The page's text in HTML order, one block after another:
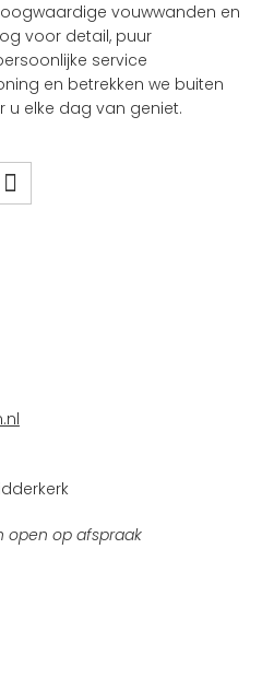
vouwwanden en
voor detail, puur
service
en betrekken we buiten
u elke dag van geniet.
open op afspraak